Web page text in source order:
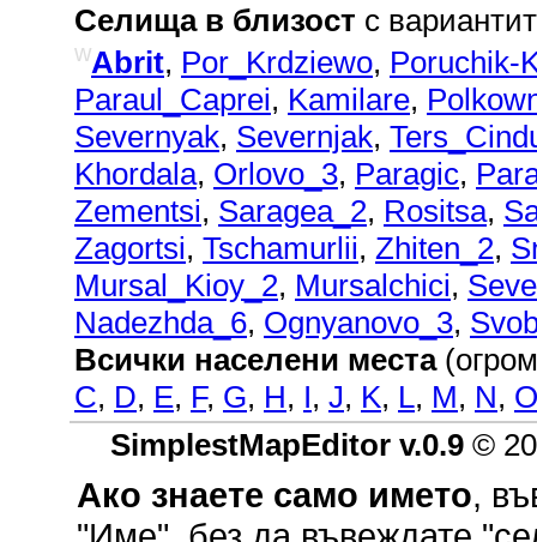
Селища в близост с
wAbrit, Por_Krdziewo, Poruchik-
Paraul_Caprei, Kamilare,
Severnyak, Severnjak,
Khordala, Orlovo_3, Paragic,
Zementsi, Saragea_2, Rositsa,
Zagortsi, Tschamurlii, Zhiten_2,
Mursal_Kioy_2, Mursalchici,
Nadezhda_6, Ognyanovo_3,
Всички населени места
C, D, E, F, G, H, I, J, K, L, M, N, O
SimplestMapEditor v.0.9 ©
Ако знаете само името,